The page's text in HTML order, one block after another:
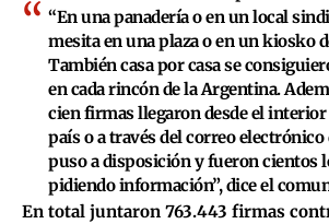
“En una panadería o en un local
mesita en una plaza o en un kiosko
También casa por casa se
en cada rincón de la Argentina.
cien firmas llegaron desde el
país o a través del correo electrónico
puso a disposición y fueron cientos
pidiendo información”, dice el
En total juntaron 763.443 firmas